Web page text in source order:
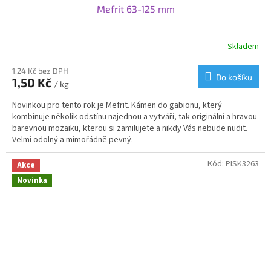
Mefrit 63-125 mm
Skladem
1,24 Kč bez DPH
1,50 Kč / kg
Do košíku
Novinkou pro tento rok je Mefrit. Kámen do gabionu, který
kombinuje několik odstínu najednou a vytváří, tak originální a hravou
barevnou mozaiku, kterou si zamilujete a nikdy Vás nebude nudit.
Velmi odolný a mimořádně pevný.
Akce
Novinka
Kód: PISK3263